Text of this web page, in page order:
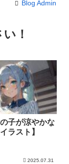
Blog Admin
！
子が涼やかな
ラスト】
2025.07.31